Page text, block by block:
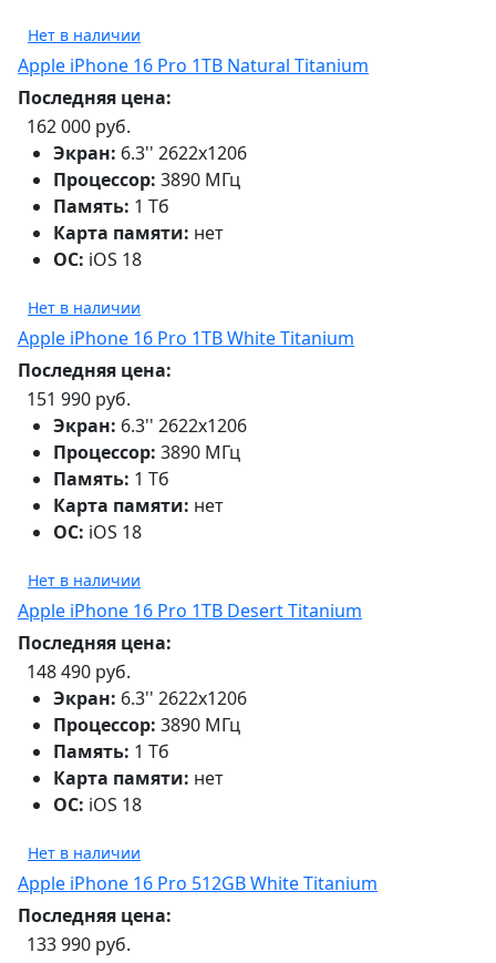
Нет в наличии
Apple iPhone 16 Pro 1TB Natural Titanium
Последняя цена:
162 000 руб.
Экран: 6.3'' 2622x1206
Процессор: 3890 МГц
Память: 1 Тб
Карта памяти: нет
ОС: iOS 18
Нет в наличии
Apple iPhone 16 Pro 1TB White Titanium
Последняя цена:
151 990 руб.
Экран: 6.3'' 2622x1206
Процессор: 3890 МГц
Память: 1 Тб
Карта памяти: нет
ОС: iOS 18
Нет в наличии
Apple iPhone 16 Pro 1TB Desert Titanium
Последняя цена:
148 490 руб.
Экран: 6.3'' 2622x1206
Процессор: 3890 МГц
Память: 1 Тб
Карта памяти: нет
ОС: iOS 18
Нет в наличии
Apple iPhone 16 Pro 512GB White Titanium
Последняя цена:
133 990 руб.